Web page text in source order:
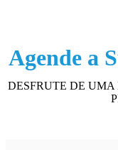
Agende a
DESFRUTE DE